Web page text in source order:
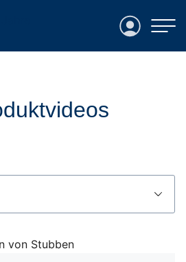
Login